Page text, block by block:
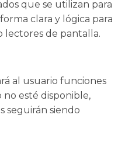
que se utilizan para
clara y lógica para
lectores de pantalla.
al usuario funciones
no esté disponible,
seguirán siendo